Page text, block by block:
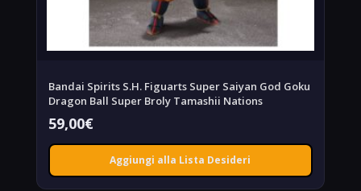
Bandai Spirits S.H. Figuarts Super Saiyan God Goku
Dragon Ball Super Broly Tamashii Nations
59,00€
Aggiungi alla Lista Desideri